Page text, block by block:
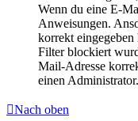
Wenn du eine E-
Anweisungen.
korrekt
Filter blockiert
Mail-Adresse
einen Administrator.
Nach oben